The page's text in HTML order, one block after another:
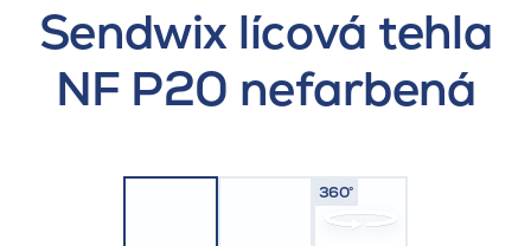
Sendwix lícová tehla
NF P20 nefarbená
360°